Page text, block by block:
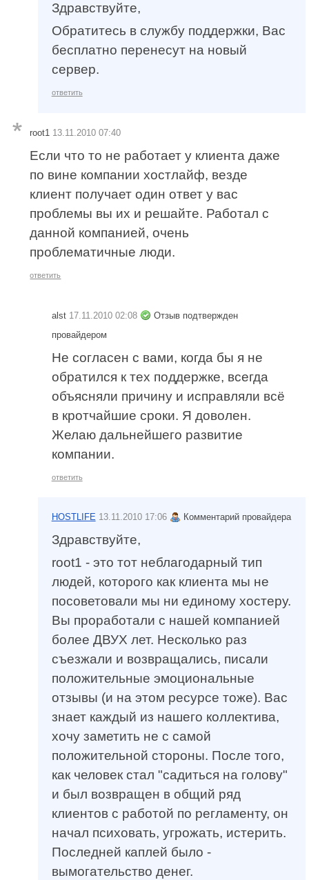
Здравствуйте,
Обратитесь в службу поддержки, Вас
бесплатно перенесут на новый
сервер.
ответить
root1 13.11.2010 07:40
Если что то не работает у клиента даже
по вине компании хостлайф, везде
клиент получает один ответ у вас
проблемы вы их и решайте. Работал с
данной компанией, очень
проблематичные люди.
ответить
alst 17.11.2010 02:08
Отзыв подтвержден
провайдером
Не согласен с вами, когда бы я не
обратился к тех поддержке, всегда
объясняли причину и исправляли всё
в кротчайшие сроки. Я доволен.
Желаю дальнейшего развитие
компании.
ответить
HOSTLIFE 13.11.2010 17:06 Комментарий провайдера
Здравствуйте,
root1 - это тот неблагодарный тип
людей, которого как клиента мы не
посоветовали мы ни единому хостеру.
Вы проработали с нашей компанией
более ДВУХ лет. Несколько раз
съезжали и возвращались, писали
положительные эмоциональные
отзывы (и на этом ресурсе тоже). Вас
знает каждый из нашего коллектива,
хочу заметить не с самой
положительной стороны. После того,
как человек стал "садиться на голову"
и был возвращен в общий ряд
клиентов с работой по регламенту, он
начал психовать, угрожать, истерить.
Последней каплей было -
вымогательство денег.